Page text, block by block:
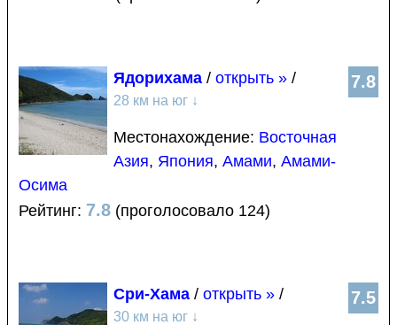
7.8
Ядорихама / открыть » /
28 км на юг ↓
Местонахождение: Восточная
Азия, Япония, Амами, Амами-
Осима
Рейтинг: 7.8 (проголосовало 124)
7.5
Сри-Хама / открыть » /
30 км на юг ↓